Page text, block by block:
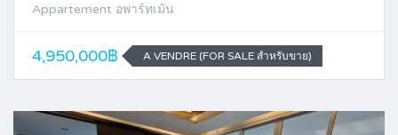
Appartement อพาร์ทเม้น
4,950,000฿ A VENDRE (FOR SALE สำหรับขาย)